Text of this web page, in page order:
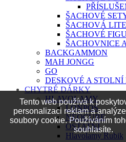
ŠACHOVÉ
ŠACHOVÁ
ŠACHOVÉ
ŠACHOVNICE
BACKGAMMON
MAH JONGG
GO
DESKOVÉ A STOLNÍ
CHYTRÉ DÁRKY
HLAVOLAMY
LONPOS
NEOCUBE
OSTATNÍ
Hlavolamy Rubik
Tento web používá k
personalizaci reklam a
soubory cookie. Používáním
souhlasíte.